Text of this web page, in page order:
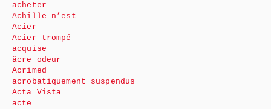
acheter
Achille n’est
Acier
Acier trompé
acquise
âcre odeur
Acrimed
acrobatiquement suspendus
Acta Vista
acte